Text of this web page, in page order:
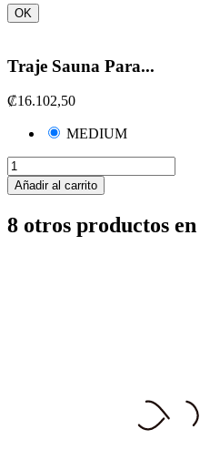
OK
Traje Sauna Para...
₡16.102,50
MEDIUM
Añadir al carrito
8 otros productos